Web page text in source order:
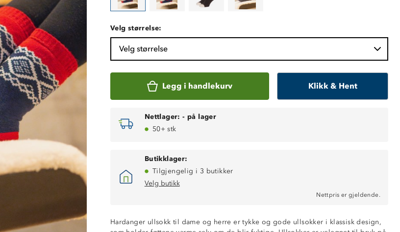
Velg størrelse:
Velg størrelse
Legg i handlekurv Klikk & Hent
Nettlager: - på lager
50+ stk
Butikklager:
Tilgjengelig i 3 butikker
Velg butikk
Nettpris er gjeldende.
Hardanger ullsokk til dame og herre er tykke og gode ullsokker i klassisk design,